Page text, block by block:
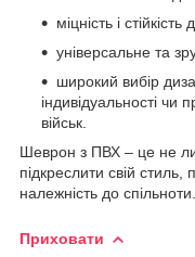
міцність і
універсальне та
широкий вибір
індивідуальності чи
військ.
Шеврон з ПВХ – це не
підкреслити свій
належність до спільноти.
Приховати